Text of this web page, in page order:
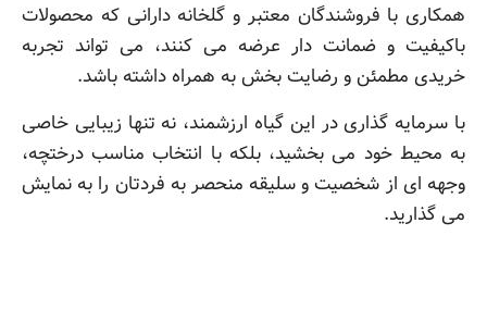
همکاری با فروشندگان معتبر و گلخانه دارانی که محصولات
باکیفیت و ضمانت دار عرضه می کنند، می تواند تجربه
خریدی مطمئن و رضایت بخش به همراه داشته باشد.
با سرمایه گذاری در این گیاه ارزشمند، نه تنها زیبایی خاصی
به محیط خود می بخشید، بلکه با انتخاب مناسب درختچه،
وجهه ای از شخصیت و سلیقه منحصر به فردتان را به نمایش
می گذارید.